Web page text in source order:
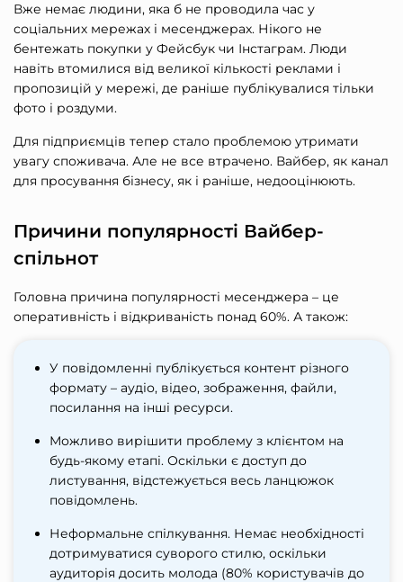
Вже немає людини, яка б не проводила час у
соціальних мережах і месенджерах. Нікого не
бентежать покупки у Фейсбук чи Інстаграм. Люди
навіть втомилися від великої кількості реклами і
пропозицій у мережі, де раніше публікувалися тільки
фото і роздуми.
Для підприємців тепер стало проблемою утримати
увагу споживача. Але не все втрачено. Вайбер, як канал
для просування бізнесу, як і раніше, недооцінюють.
Причини популярності Вайбер-
спільнот
Головна причина популярності месенджера – це
оперативність і відкриваність понад 60%. А також:
У повідомленні публікується контент різного
формату – аудіо, відео, зображення, файли,
посилання на інші ресурси.
Можливо вирішити проблему з клієнтом на
будь-якому етапі. Оскільки є доступ до
листування, відстежується весь ланцюжок
повідомлень.
Неформальне спілкування. Немає необхідності
дотримуватися суворого стилю, оскільки
аудиторія досить молода (80% користувачів до